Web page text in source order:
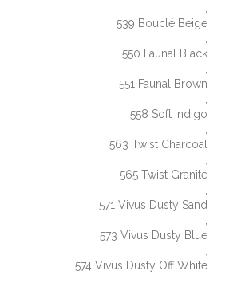
539 Bouclé Beige
550 Faunal Black
551 Faunal Brown
558 Soft Indigo
563 Twist Charcoal
565 Twist Granite
571 Vivus Dusty Sand
573 Vivus Dusty Blue
574 Vivus Dusty Off White